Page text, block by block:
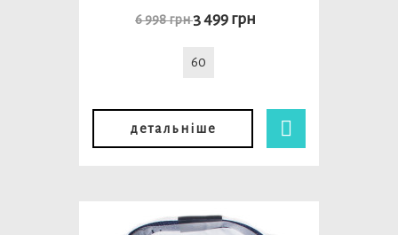
6 998 грн 3 499 грн
60
детальніше